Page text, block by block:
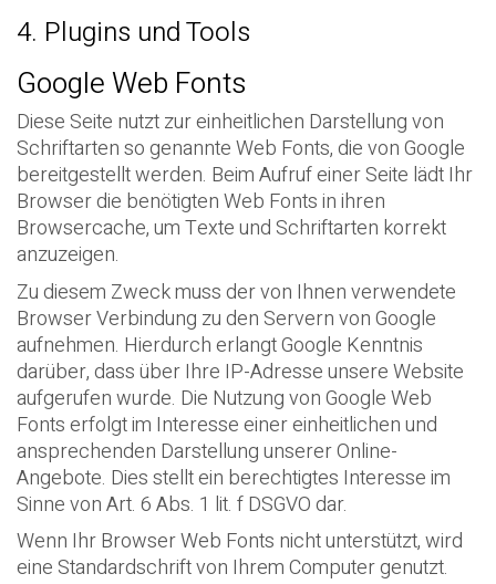
4. Plugins und Tools
Google Web Fonts
Diese Seite nutzt zur einheitlichen Darstellung von
Schriftarten so genannte Web Fonts, die von Google
bereitgestellt werden. Beim Aufruf einer Seite lädt Ihr
Browser die benötigten Web Fonts in ihren
Browsercache, um Texte und Schriftarten korrekt
anzuzeigen.
Zu diesem Zweck muss der von Ihnen verwendete
Browser Verbindung zu den Servern von Google
aufnehmen. Hierdurch erlangt Google Kenntnis
darüber, dass über Ihre IP-Adresse unsere Website
aufgerufen wurde. Die Nutzung von Google Web
Fonts erfolgt im Interesse einer einheitlichen und
ansprechenden Darstellung unserer Online-
Angebote. Dies stellt ein berechtigtes Interesse im
Sinne von Art. 6 Abs. 1 lit. f DSGVO dar.
Wenn Ihr Browser Web Fonts nicht unterstützt, wird
eine Standardschrift von Ihrem Computer genutzt.